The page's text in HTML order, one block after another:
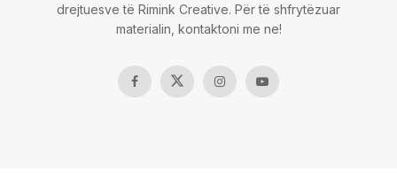
drejtuesve të Rimink Creative. Për të shfrytëzuar
materialin, kontaktoni me ne!